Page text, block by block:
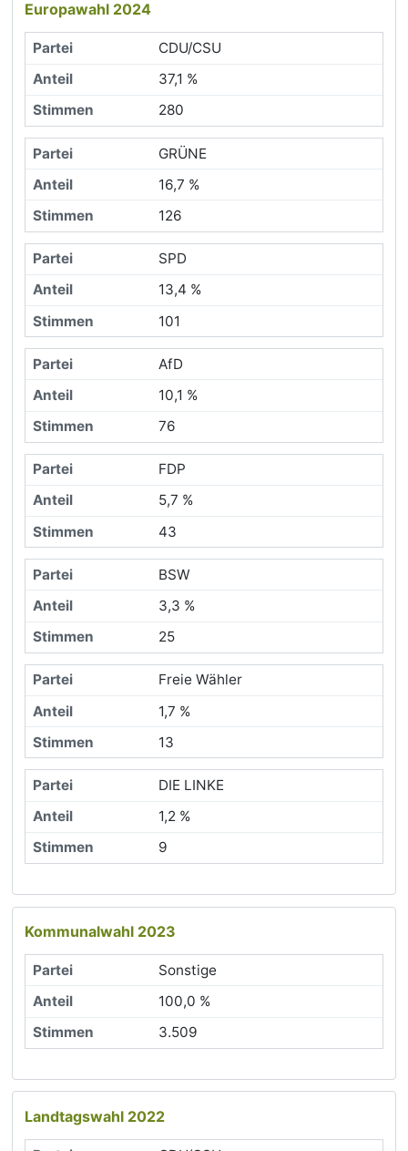
Europawahl 2024
CDU/CSU
37,1 %
280
GRÜNE
16,7 %
126
SPD
13,4 %
101
AfD
10,1 %
76
FDP
5,7 %
43
BSW
3,3 %
25
Freie Wähler
1,7 %
13
DIE LINKE
1,2 %
9
Kommunalwahl 2023
Sonstige
100,0 %
3.509
Landtagswahl 2022